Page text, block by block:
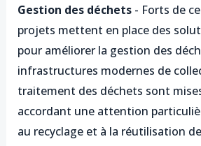
Gestion des déchets- Forts de
projets mettent en place des
pour améliorer la gestion des
infrastructures modernes de
traitement des déchets sont
accordant une attention
au recyclage et à la réutilisation